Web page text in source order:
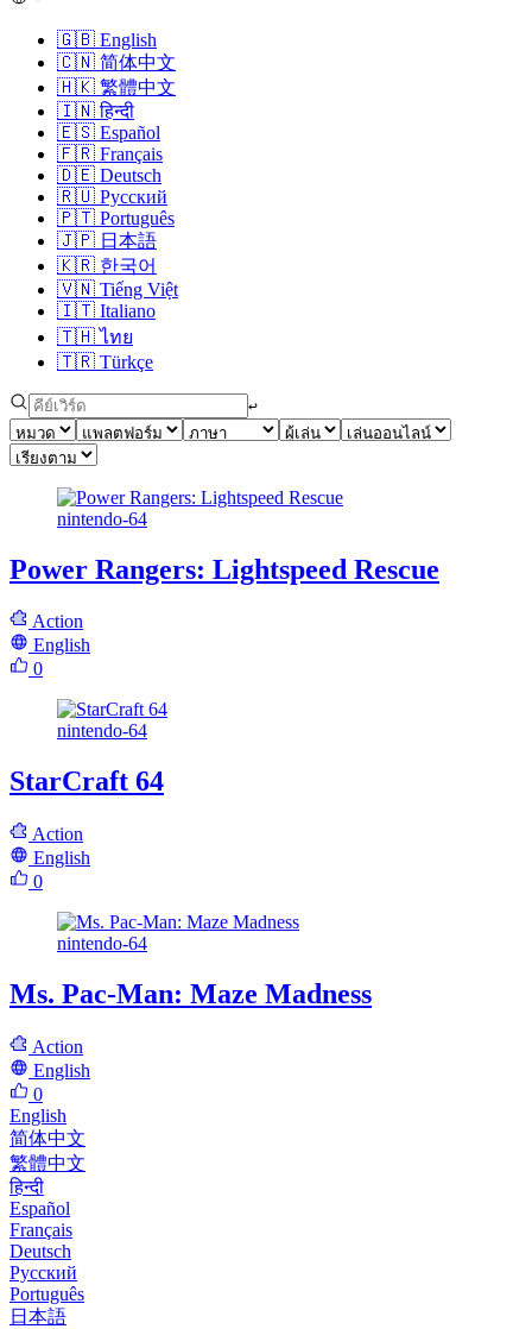
🇬🇧 English
🇨🇳 简体中文
🇭🇰 繁體中文
🇮🇳 हिन्दी
🇪🇸 Español
🇫🇷 Français
🇩🇪 Deutsch
🇷🇺 Русский
🇵🇹 Português
🇯🇵 日本語
🇰🇷 한국어
🇻🇳 Tiếng Việt
🇮🇹 Italiano
🇹🇭 ไทย
🇹🇷 Türkçe
↩︎
nintendo-64
Power Rangers: Lightspeed Rescue
Action
English
0
nintendo-64
StarCraft 64
Action
English
0
nintendo-64
Ms. Pac-Man: Maze Madness
Action
English
0
English
简体中文
繁體中文
हिन्दी
Español
Français
Deutsch
Русский
Português
日本語